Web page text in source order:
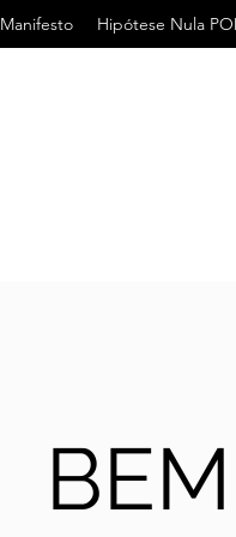
Manifesto Hipótese Nula